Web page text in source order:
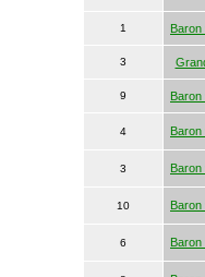
1
3
9
4
3
10
6